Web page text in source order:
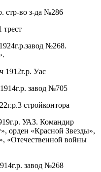
стр-во з-да №286
трест
№268.
1912г.р. Уас
завод №705
стройконтора
УАЗ. Командир
орден «Красной Звезды»,
«Отечественной войны
завод №268